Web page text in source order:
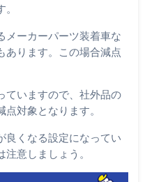
メーカーパーツ装着車な
あります。この場合減点
ていますので、社外品の
対象となります。
良くなる設定になってい
意しましょう。